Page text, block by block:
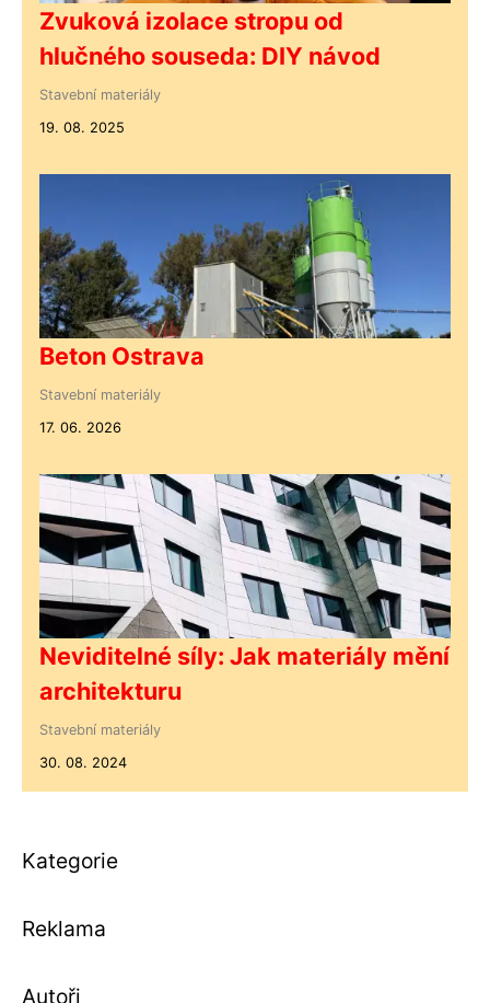
Zvuková izolace stropu od
hlučného souseda: DIY návod
Stavební materiály
19. 08. 2025
Beton Ostrava
Stavební materiály
17. 06. 2026
Neviditelné síly: Jak materiály mění
architekturu
Stavební materiály
30. 08. 2024
Kategorie
Reklama
Autoři